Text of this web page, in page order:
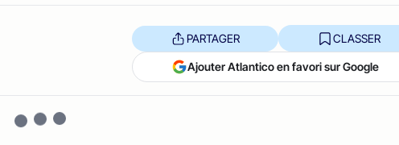
PARTAGER CLASSER
Ajouter Atlantico en favori sur Google